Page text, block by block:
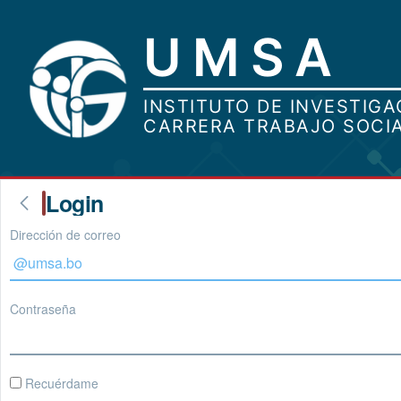
Login
Dirección de correo
Contraseña
Recuérdame